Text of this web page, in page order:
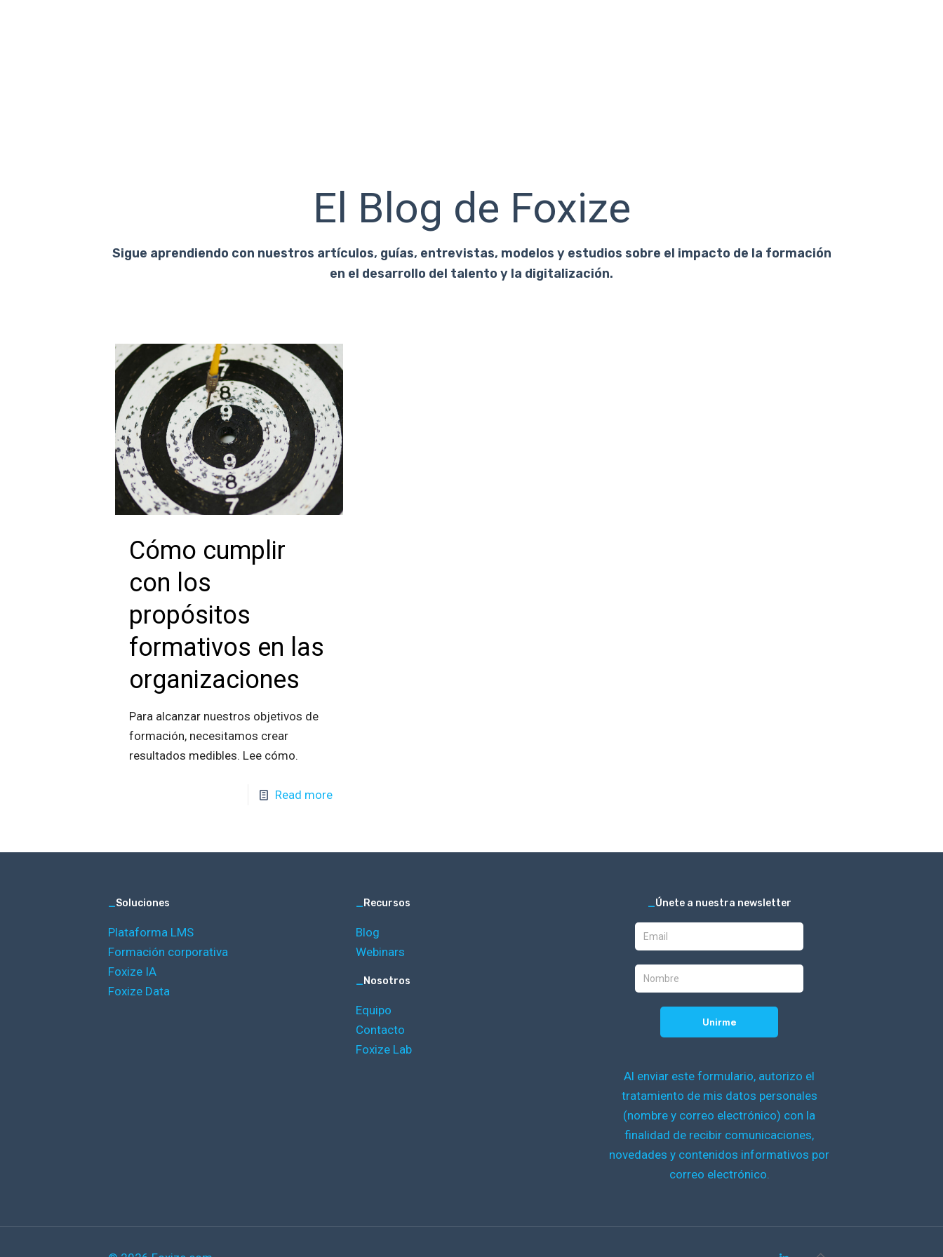
El Blog de Foxize
Sigue aprendiendo con nuestros artículos, guías, entrevistas, modelos y estudios sobre el impacto de la formación
en el desarrollo del talento y la digitalización.
Cómo cumplir
con los
propósitos
formativos en las
organizaciones
Para alcanzar nuestros objetivos de
formación, necesitamos crear
resultados medibles. Lee cómo.
Read more
_Soluciones
Plataforma LMS
Formación corporativa
Foxize IA
Foxize Data
_Recursos
Blog
Webinars
_Nosotros
Equipo
Contacto
Foxize Lab
_Únete a nuestra newsletter
Al enviar este formulario, autorizo el
tratamiento de mis datos personales
(nombre y correo electrónico) con la
finalidad de recibir comunicaciones,
novedades y contenidos informativos por
correo electrónico.